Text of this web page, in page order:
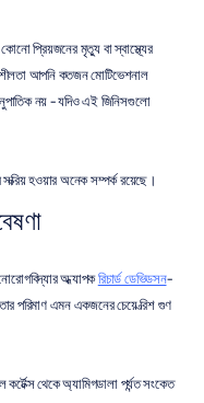
প্রিয়জনের মৃত্যু বা স্বাস্থ্যের
আপনি কতজন মোটিভেশনাল
নয় - যদিও এই জিনিসগুলো
সক্রিয় হওয়ার অনেক সম্পর্ক রয়েছে।
অধ্যাপক রিচার্ড ডেভিডসন-
পরিমাণ এমন একজনের চেয়ে ত্রিশ গুণ
থেকে অ্যামিগডালা পর্যন্ত সংকেত